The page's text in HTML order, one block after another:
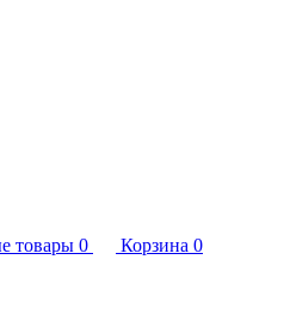
товары 0 Корзина 0